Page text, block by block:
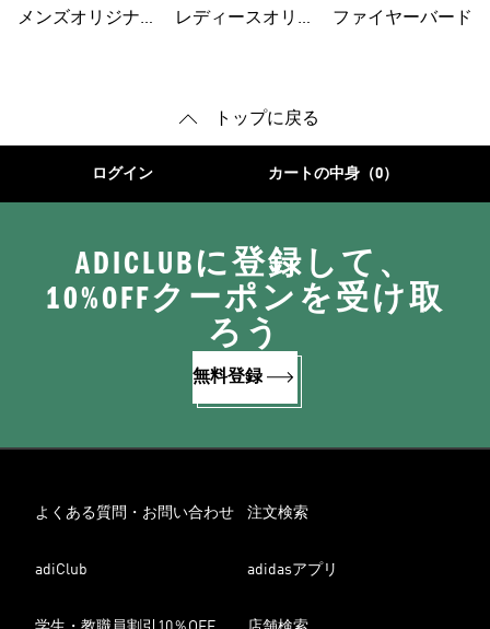
メンズオリジナル
レディースオリジ
ファイヤーバード
トップに戻る
ログイン カートの中身（0）
ADICLUBに登録して、
10%OFFクーポンを受け取
ろう
無料登録
よくある質問・お問い合わせ 注文検索
adiClub adidasアプリ